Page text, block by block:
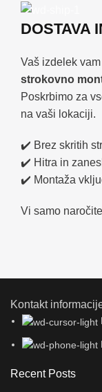
DOSTAVA
Vaš izdelek vam
strokovno
Poskrbimo za
na vaši lokaciji.
✔️ Brez skritih
✔️ Hitra in
✔️ Montaža
Vi samo
Kontakt
Recent Posts